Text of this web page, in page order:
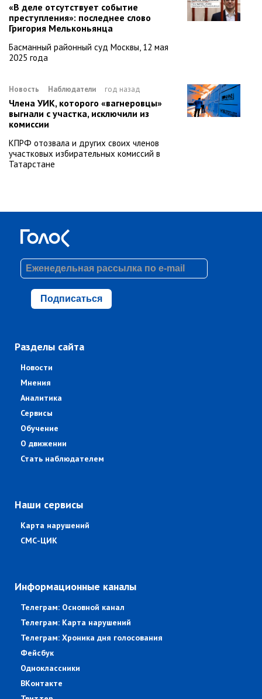
«В деле отсутствует событие
преступления»: последнее слово
Григория Мельконьянца
Басманный районный суд Москвы, 12 мая
2025 года
Новость Наблюдатели год назад
Члена УИК, которого «вагнеровцы»
выгнали с участка, исключили из
комиссии
КПРФ отозвала и других своих членов
участковых избирательных комиссий в
Татарстане
Подписаться
Разделы сайта
Новости
Мнения
Аналитика
Сервисы
Обучение
О движении
Стать наблюдателем
Наши сервисы
Карта нарушений
СМС-ЦИК
Информационные каналы
Телеграм: Основной канал
Телеграм: Карта нарушений
Телеграм: Хроника дня голосования
Фейсбук
Одноклассники
ВКонтакте